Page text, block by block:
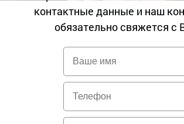
контактные данные и наш
обязательно свяжется с